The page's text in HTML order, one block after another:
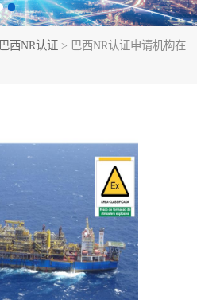
巴西NR认证 > 巴西NR认证申请机构在
巴西NR认证
RETIE认证